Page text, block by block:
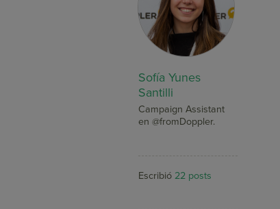
Sofía Yunes
Santilli
Campaign Assistant
en @fromDoppler.
Escribió22 posts